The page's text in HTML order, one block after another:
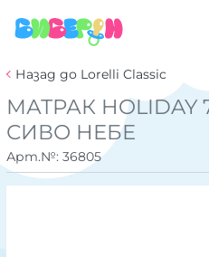
Назад до Lorelli Classic
МАТРАК HOLIDAY
СИВО НЕБЕ
Арт.№: 36805